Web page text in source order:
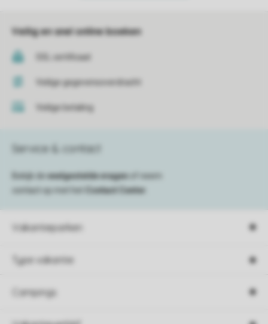
Veilig en snel online boeken
SSL certificaat
Veilige gegevensoverdracht
Veilige betaling
Vakantieparken
Type vakantie
Campings
Service & contact
Bekijk de veelgestelde vragen
of neem
contact op met het
Contact Center